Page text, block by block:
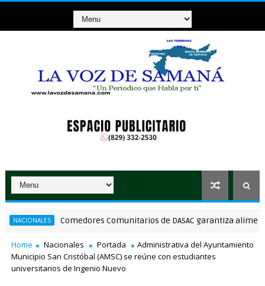
Comedores Comunitarios de DASAC garantiza
Home Nacionales Portada
Administrativa del Ayuntamiento
Municipio San Cristóbal (AMSC) se reúne con estudiantes
universitarios de Ingenio Nuevo